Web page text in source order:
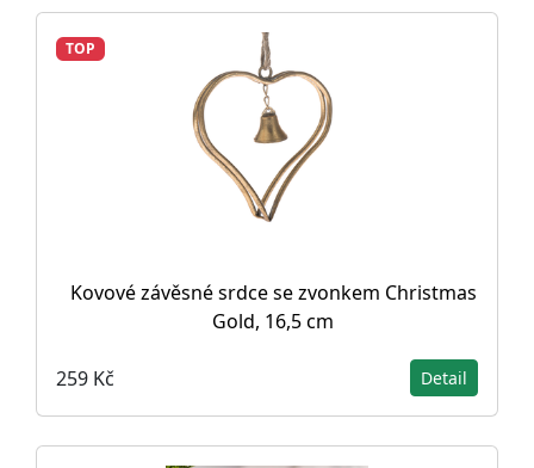
TOP
Kovové závěsné srdce se zvonkem Christmas
Gold, 16,5 cm
259 Kč Detail